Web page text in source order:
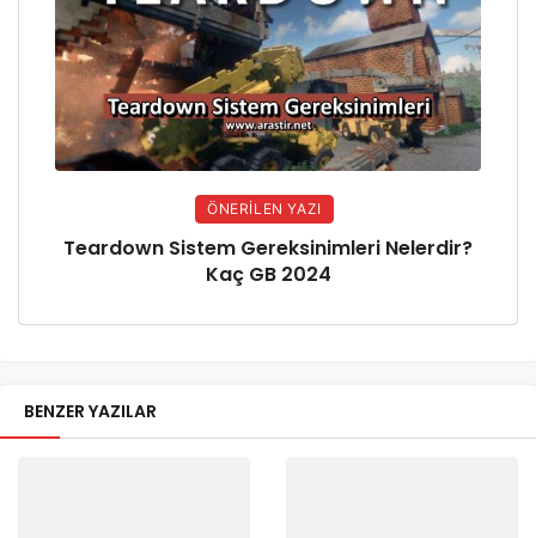
ÖNERILEN YAZI
Teardown Sistem Gereksinimleri Nelerdir?
Kaç GB 2024
BENZER YAZILAR